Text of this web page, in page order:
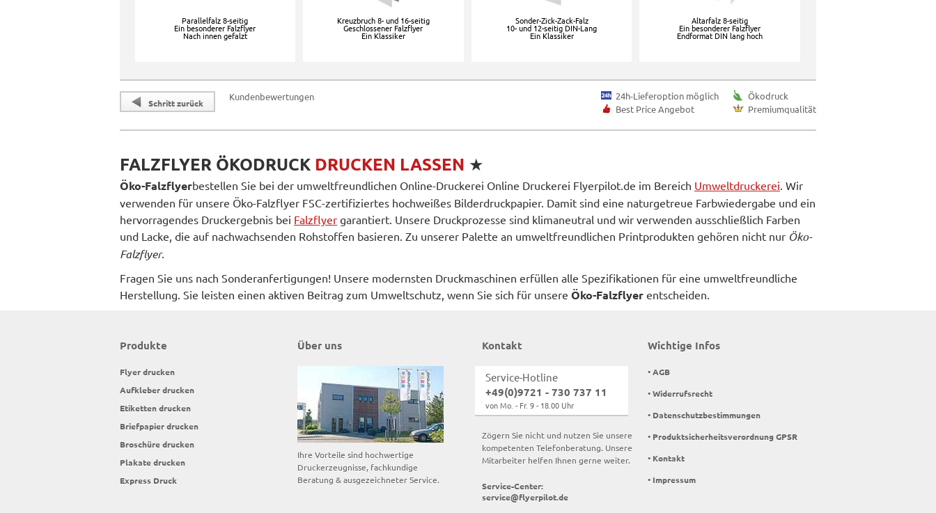
Parallelfalz 8-seitig
Ein besonderer Falzflyer
Nach innen gefalzt
Kreuzbruch 8- und 16-seitig
Geschlossener Falzflyer
Ein Klassiker
Sonder-Zick-Zack-Falz
10- und 12-seitig DIN-Lang
Ein Klassiker
Altarfalz 8-seitig
Ein besonderer Falzflyer
Endformat DIN lang hoch
Schritt zurück
Kundenbewertungen
24h-Lieferoption möglich
Best Price Angebot
Ökodruck
Premiumqualität
FALZFLYER ÖKODRUCK DRUCKEN LASSEN ★
Öko-Falzflyerbestellen Sie bei der umweltfreundlichen Online-Druckerei Online Druckerei Flyerpilot.de im Bereich Umweltdruckerei. Wir
verwenden für unsere Öko-Falzflyer FSC-zertifiziertes hochweißes Bilderdruckpapier. Damit sind eine naturgetreue Farbwiedergabe und ein
hervorragendes Druckergebnis bei Falzflyer garantiert. Unsere Druckprozesse sind klimaneutral und wir verwenden ausschließlich Farben
und Lacke, die auf nachwachsenden Rohstoffen basieren. Zu unserer Palette an umweltfreundlichen Printprodukten gehören nicht nur Öko-
Falzflyer.
Fragen Sie uns nach Sonderanfertigungen! Unsere modernsten Druckmaschinen erfüllen alle Spezifikationen für eine umweltfreundliche
Herstellung. Sie leisten einen aktiven Beitrag zum Umweltschutz, wenn Sie sich für unsere Öko-Falzflyer entscheiden.
Produkte
Flyer drucken
Aufkleber drucken
Etiketten drucken
Briefpapier drucken
Broschüre drucken
Plakate drucken
Express Druck
Über uns
Ihre Vorteile sind hochwertige
Druckerzeugnisse, fachkundige
Beratung & ausgezeichneter Service.
Kontakt
Service-Hotline
+49(0)9721 - 730 737 11
von Mo. - Fr. 9 - 18.00 Uhr
Zögern Sie nicht und nutzen Sie unsere
kompetenten Telefonberatung. Unsere
Mitarbeiter helfen Ihnen gerne weiter.
Service-Center:
service@flyerpilot.de
Wichtige Infos
• AGB
• Widerrufsrecht
• Datenschutzbestimmungen
• Produktsicherheitsverordnung GPSR
• Kontakt
• Impressum